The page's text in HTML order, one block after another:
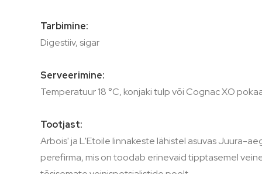
Tarbimine:
Digestiiv, sigar
Serveerimine:
Temperatuur 18 °C, konjaki tulp või Cognac XO
Tootjast:
Arbois' ja L'Etoile linnakeste lähistel asuvas Juura-
perefirma, mis on toodab erinevaid tipptasemel